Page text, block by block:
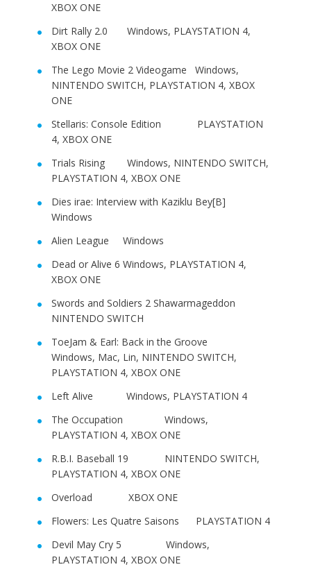
XBOX ONE
Dirt Rally 2.0 Windows, PLAYSTATION 4,
XBOX ONE
The Lego Movie 2 Videogame Windows,
NINTENDO SWITCH, PLAYSTATION 4, XBOX
ONE
Stellaris: Console Edition PLAYSTATION
4, XBOX ONE
Trials Rising Windows, NINTENDO SWITCH,
PLAYSTATION 4, XBOX ONE
Dies irae: Interview with Kaziklu Bey[B]
Windows
Alien League Windows
Dead or Alive 6 Windows, PLAYSTATION 4,
XBOX ONE
Swords and Soldiers 2 Shawarmageddon
NINTENDO SWITCH
ToeJam & Earl: Back in the Groove
Windows, Mac, Lin, NINTENDO SWITCH,
PLAYSTATION 4, XBOX ONE
Left Alive Windows, PLAYSTATION 4
The Occupation Windows,
PLAYSTATION 4, XBOX ONE
R.B.I. Baseball 19 NINTENDO SWITCH,
PLAYSTATION 4, XBOX ONE
Overload XBOX ONE
Flowers: Les Quatre Saisons PLAYSTATION 4
Devil May Cry 5 Windows,
PLAYSTATION 4, XBOX ONE